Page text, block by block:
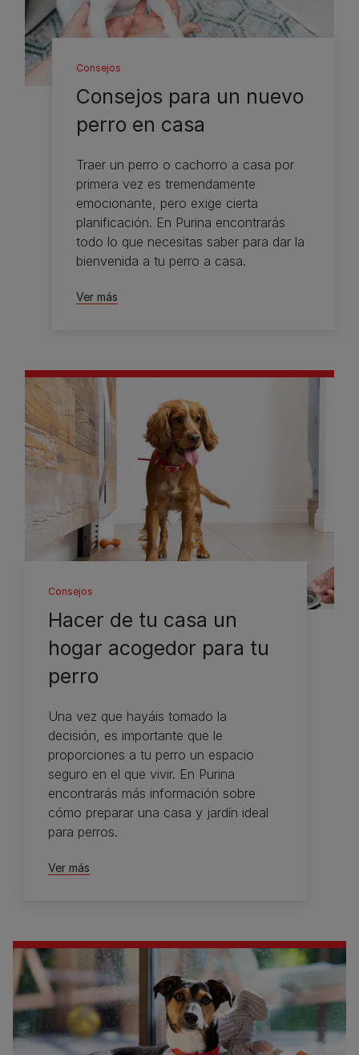
Consejos
Consejos para un nuevo
perro en casa
Traer un perro o cachorro a casa por
primera vez es tremendamente
emocionante, pero exige cierta
planificación. En Purina encontrarás
todo lo que necesitas saber para dar la
bienvenida a tu perro a casa.
Ver más
Consejos
Hacer de tu casa un
hogar acogedor para tu
perro
Una vez que hayáis tomado la
decisión, es importante que le
proporciones a tu perro un espacio
seguro en el que vivir. En Purina
encontrarás más información sobre
cómo preparar una casa y jardín ideal
para perros.
Ver más